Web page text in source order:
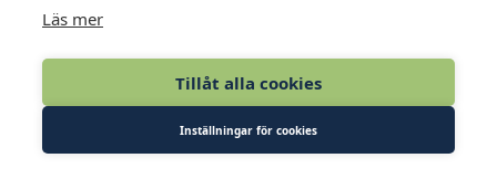
Läs mer
Tillåt alla cookies
Inställningar för cookies
MEDLEM